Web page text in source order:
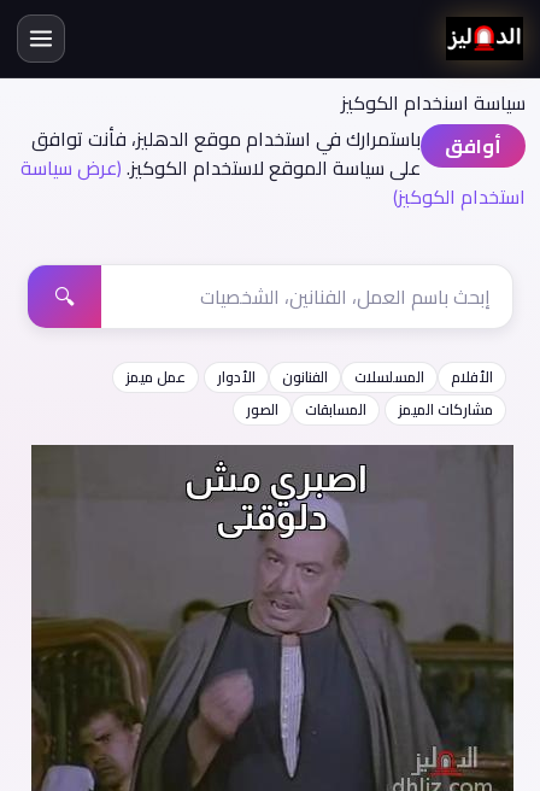
سياسة اسنخدام الكوكيز
أوافق
باستمرارك في استخدام موقع الدهليز، فأنت توافق
على سياسة الموقع لاستخدام الكوكيز.(عرض سياسة
استخدام الكوكيز)
🔍
الأفلام المسلسلات الفنانون الأدوار
عمل ميمز
مشاركات الميمز
المسابقات الصور